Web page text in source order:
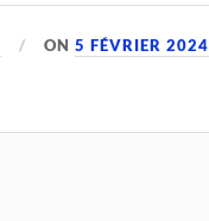
ON5 FÉVRIER 2024